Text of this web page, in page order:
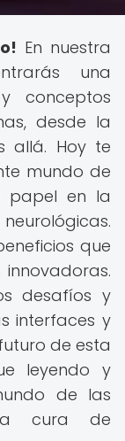
En nuestra
una
conceptos
desde la
allá. Hoy te
mundo de
papel en la
que
desafíos y
interfaces y
de esta
leyendo y
de las
la cura de